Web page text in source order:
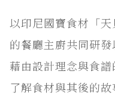
以印尼國寶食材「
的餐廳主廚共同研
藉由設計理念與食
了解食材與其後的故